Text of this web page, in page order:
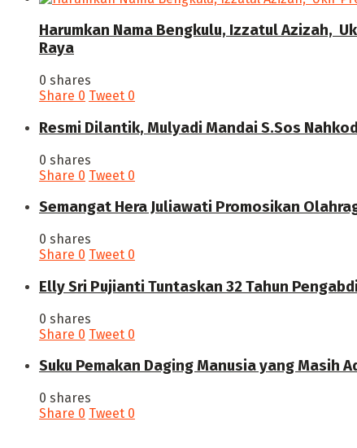
Harumkan Nama Bengkulu, Izzatul Azizah,
Raya
0 shares
Share 0 Tweet 0
Resmi Dilantik, Mulyadi Mandai S.Sos
0 shares
Share 0 Tweet 0
Semangat Hera Juliawati Promosikan
0 shares
Share 0 Tweet 0
Elly Sri Pujianti Tuntaskan 32 Tahun
0 shares
Share 0 Tweet 0
‎Suku Pemakan Daging Manusia yang Masih
0 shares
Share 0 Tweet 0